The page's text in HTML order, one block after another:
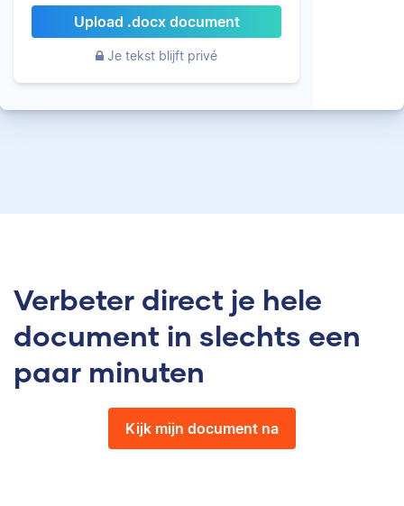
Upload .docx document
Je tekst blijft privé
Verbeter direct je hele
document in slechts een
paar minuten
Kijk mijn document na